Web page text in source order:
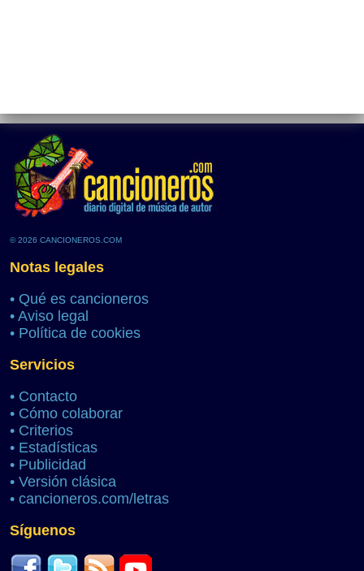
© 2026 CANCIONEROS.COM
Notas legales
• Qué es cancioneros
• Aviso legal
• Política de cookies
Servicios
• Contacto
• Cómo colaborar
• Criterios
• Estadísticas
• Publicidad
• Versión clásica
• cancioneros.com/letras
Síguenos